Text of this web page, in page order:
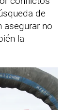
de
asegurar no
la